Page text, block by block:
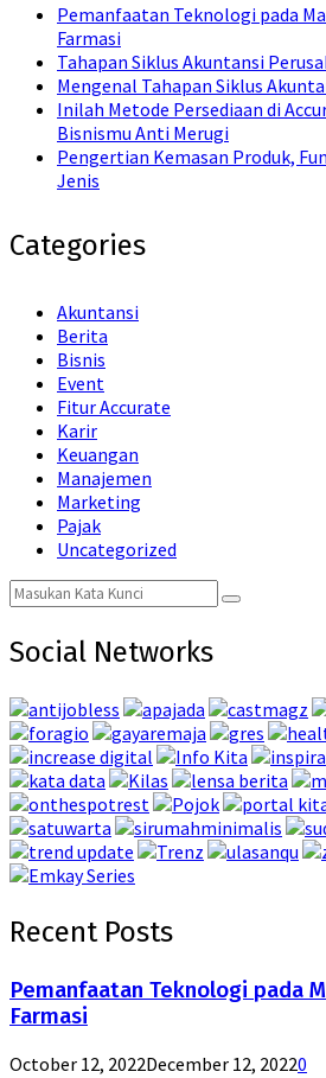
Pemanfaatan Teknologi pada
Farmasi
Tahapan Siklus Akuntansi
Mengenal Tahapan Siklus
Inilah Metode Persediaan di
Bisnismu Anti Merugi
Pengertian Kemasan Produk,
Jenis
Categories
Akuntansi
Berita
Bisnis
Event
Fitur Accurate
Karir
Keuangan
Manajemen
Marketing
Pajak
Uncategorized
Search
for:
Search
Social Networks
Recent Posts
Pemanfaatan Teknologi pada
Farmasi
October 12, 2022December 12, 20220